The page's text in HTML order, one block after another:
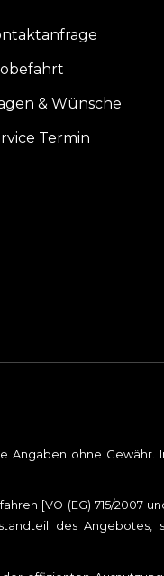
& Wünsche
Termin
Angaben ohne Gewähr.
[VO (EG) 715/2007
des Angebotes,